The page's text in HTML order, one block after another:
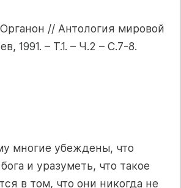
// Антология мировой
1991. – Т.1. – Ч.2 – С.7-8.
многие убеждены, что
и уразуметь, что такое
в том, что они никогда не